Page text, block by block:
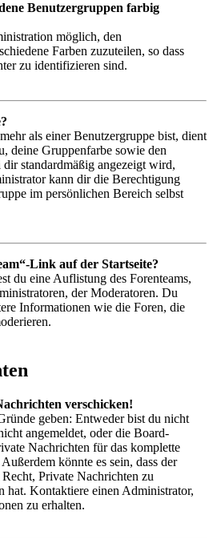
Benutzergruppen farbig
möglich, den
Farben zuzuteilen, so dass
zu identifizieren sind.
als einer Benutzergruppe bist, dient
deine Gruppenfarbe sowie den
standardmäßig angezeigt wird,
kann dir die Berechtigung
im persönlichen Bereich selbst
Link auf der Startseite?
du eine Auflistung des Forenteams,
der Moderatoren. Du
Informationen wie die Foren, die
verschicken!
geben: Entweder bist du nicht
angemeldet, oder die Board-
Nachrichten für das komplette
könnte es sein, dass der
Private Nachrichten zu
hat. Kontaktiere einen Administrator,
zu erhalten.